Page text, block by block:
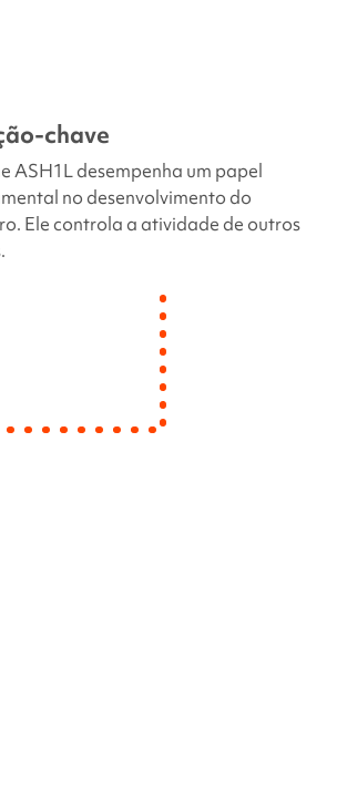
chave
ASH1Ldesempenha um papel
no desenvolvimento do
Ele controla a atividade de outros